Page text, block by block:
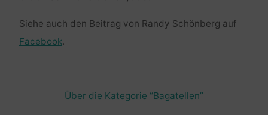
Siehe auch den Beitrag von Randy Schönberg auf
Facebook.
Über die Kategorie “Bagatellen”